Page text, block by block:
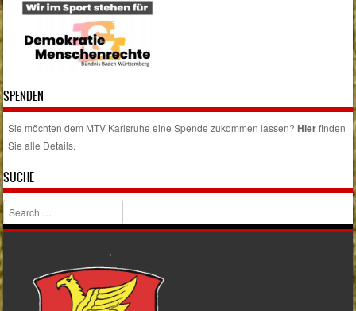
SPENDEN
Sie möchten dem MTV Karlsruhe eine Spende zukommen lassen?Hierfinden
Sie alle Details.
SUCHE
Search